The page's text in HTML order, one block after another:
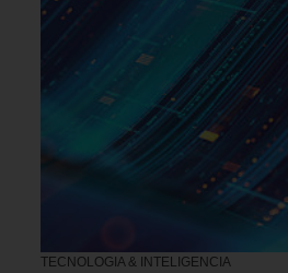
TECNOLOGIA & INTELIGENCIA